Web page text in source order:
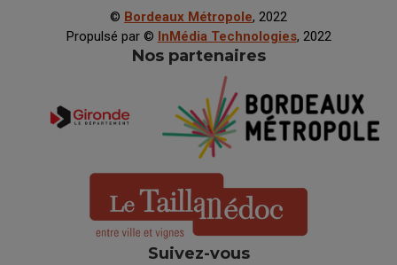
Nos partenaires
© Bordeaux Métropole, 2022
Propulsé par © InMédia Technologies, 2022
Suivez-vous